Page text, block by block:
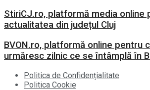
StiriCJ.ro, platformă media online
actualitatea din județul Cluj
BVON.ro, platformă online pentru
urmăresc zilnic ce se întâmplă în
Politica de Confidențialitate
Politica Cookie